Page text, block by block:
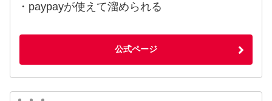
・paypayが使えて溜められる
公式ページ